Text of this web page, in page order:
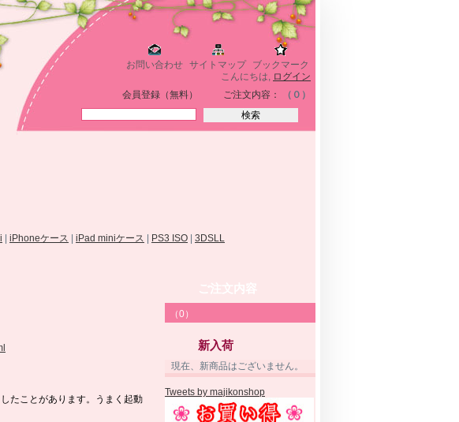
お問い合わせ サイトマップ
ブックマーク
こんにちは,
ログイン
ご注文内容： （０）
会員登録（無料）
iPhoneケース iPad miniケース PS3 ISO 3DSLL
たことがあります。うまく起動
（0）
新入荷
現在、新商品はございません。
Tweets by majikonshop